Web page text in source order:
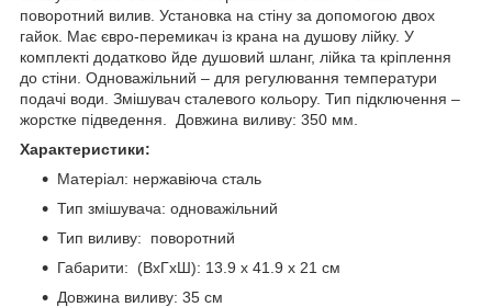
поворотний вилив. Установка на стіну за допомогою двох
гайок. Має євро-перемикач із крана на душову лійку. У
комплекті додатково йде душовий шланг, лійка та кріплення
до стіни. Одноважільний – для регулювання температури
подачі води. Змішувач сталевого кольору. Тип підключення –
жорстке підведення. Довжина виливу: 350 мм.
Характеристики:
Матеріал: нержавіюча сталь
Тип змішувача: одноважільний
Тип виливу: поворотний
Габарити: (ВхГхШ): 13.9 х 41.9 х 21 см
Довжина виливу: 35 см